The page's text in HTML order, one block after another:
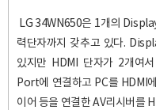
LG 34WN650은 1개의
력단자까지 갖추고 있다.
있지만 HDMI 단자가 2개여
Port에 연결하고 PC를 HDMI
이어 등을 연결한 AV리시버를